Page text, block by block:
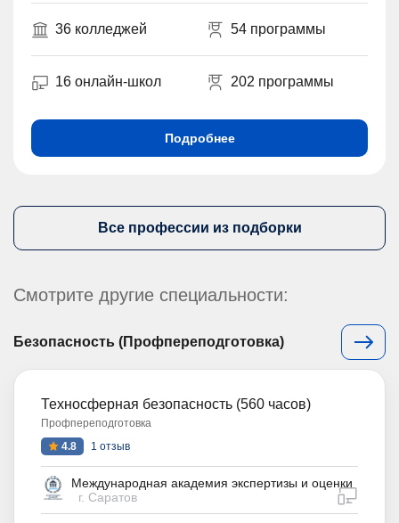
36 колледжей 54 программы
16 онлайн-школ 202 программы
Подробнее
Все профессии из подборки
Смотрите другие специальности:
Безопасность (Профпереподготовка)
Техносферная безопасность (560 часов)
Профпереподготовка
4.8
1 отзыв
Международная академия экспертизы и оценки
г. Саратов